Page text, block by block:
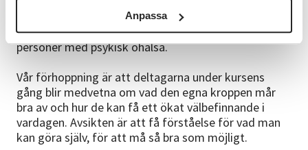
Anpassa
Hälsospåret är en nytänkande studiecirkel
inom Hälsa och den är speciellt anpassad för
personer med psykisk ohälsa.
Vår förhoppning är att deltagarna under kursens
gång blir medvetna om vad den egna kroppen mår
bra av och hur de kan få ett ökat välbefinnande i
vardagen. Avsikten är att få förståelse för vad man
kan göra själv, för att må så bra som möjligt.